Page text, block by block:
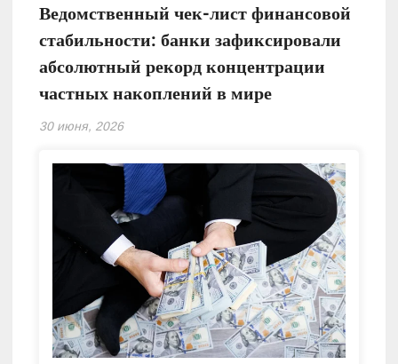
Ведомственный чек-лист финансовой
стабильности: банки зафиксировали
абсолютный рекорд концентрации
частных накоплений в мире
30 июня, 2026